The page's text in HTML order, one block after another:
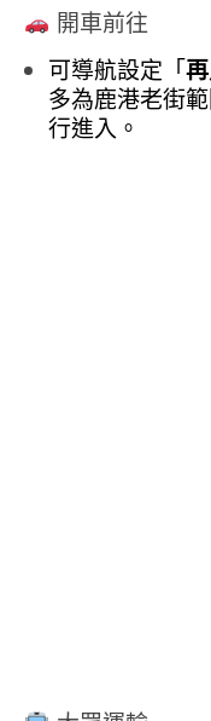
開車前往
可導航設定「
多為鹿港老街
行進入。